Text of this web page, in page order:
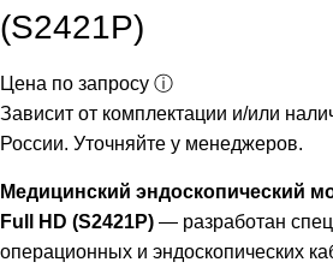
(S2421P)
Цена по запросу ⓘ
Зависит от комплектации и/или
России. Уточняйте у менеджеров.
Медицинский эндоскопический
Full HD (S2421P) — разработан
операционных и эндоскопических